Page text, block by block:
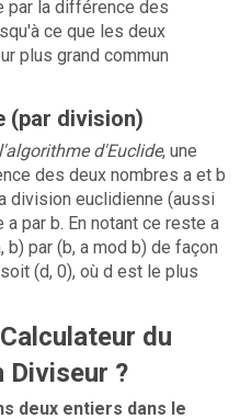
par la différence des
ce que les deux
plus grand commun
(par division)
d'Euclide, une
des deux nombres a et b
division euclidienne (aussi
par b. En notant ce reste a
par (b, a mod b) de façon
(d, 0), où d est le plus
du
Diviseur ?
deux entiers dans le